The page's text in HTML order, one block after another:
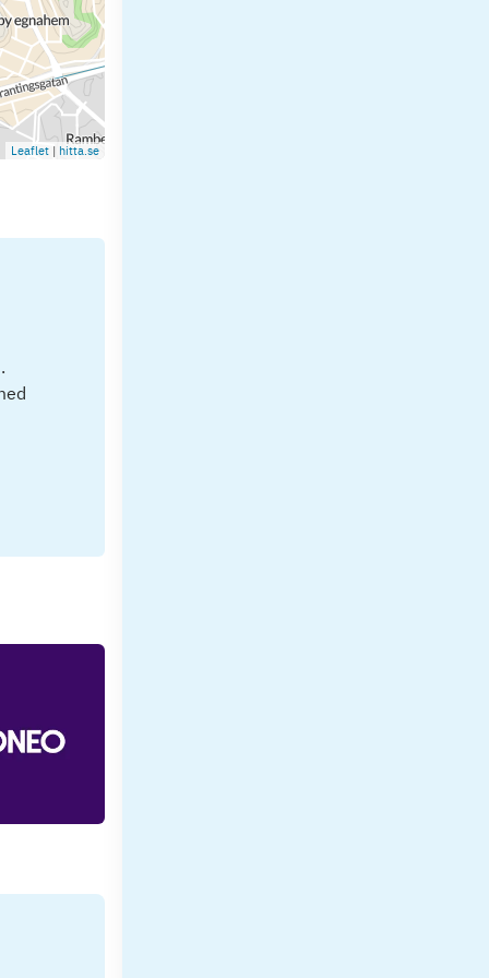
Leaflet | hitta.se